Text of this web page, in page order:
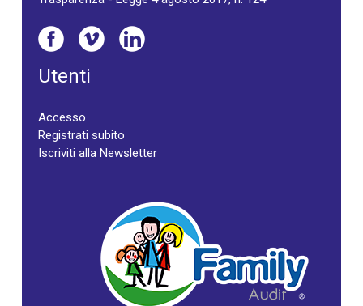
Utenti
Accesso
Registrati subito
Iscriviti alla Newsletter